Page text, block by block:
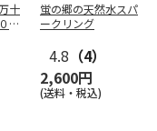
十
０
蛍の郷の天然水スパ
ークリング
4.8 （4）
2,600円
(送料・税込)